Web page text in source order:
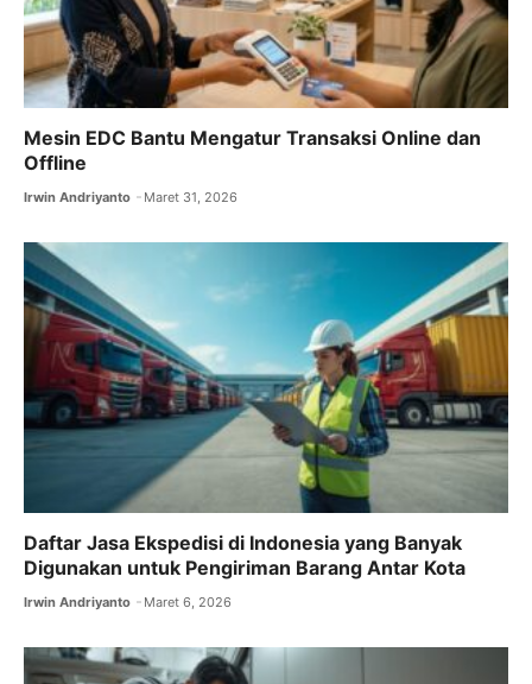
Mesin EDC Bantu Mengatur Transaksi Online dan
Offline
Irwin Andriyanto Maret 31, 2026
Daftar Jasa Ekspedisi di Indonesia yang Banyak
Digunakan untuk Pengiriman Barang Antar Kota
Irwin Andriyanto Maret 6, 2026